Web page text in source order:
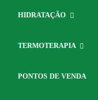
HIDRATAÇÃO
TERMOTERAPIA
PONTOS DE VENDA